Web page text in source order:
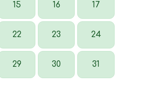
15 16 17
22 23 24
29 30 31